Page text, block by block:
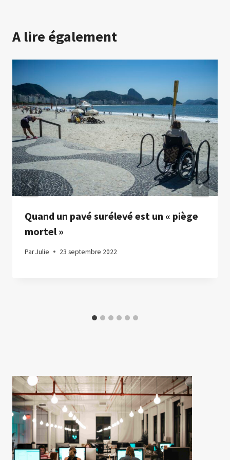
A lire également
Quand un pavé surélevé est un « piège
mortel »
ParJulie 23 septembre 2022